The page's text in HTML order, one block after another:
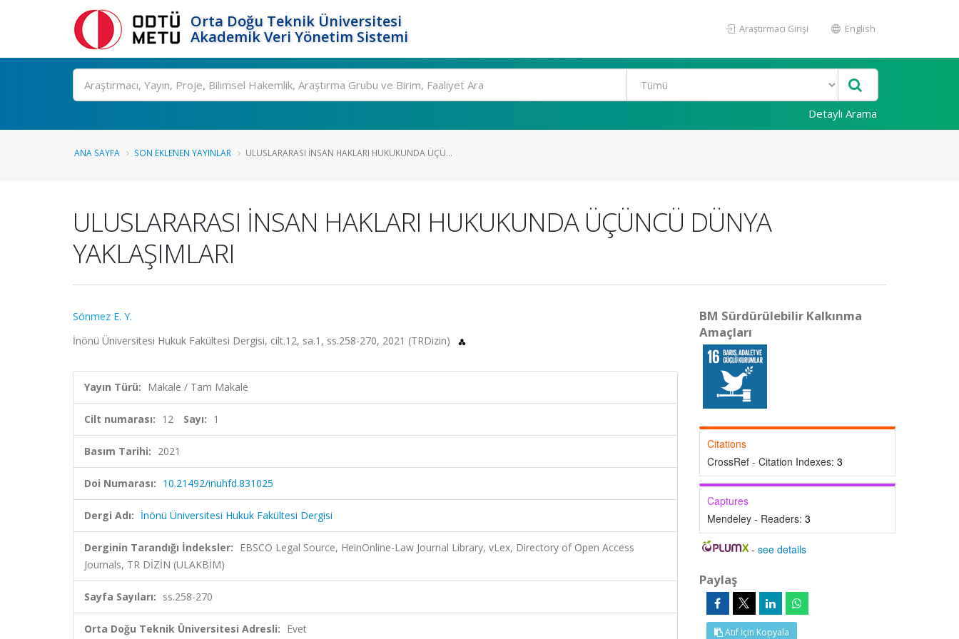
Orta Doğu Teknik Üniversitesi
Akademik Veri Yönetim Sistemi
Araştırmacı Girişi English
Ara
Detaylı Arama
ANA SAYFA SON EKLENEN YAYINLAR ULUSLARARASI İNSAN HAKLARI HUKUKUNDA ÜÇÜ...
ULUSLARARASI İNSAN HAKLARI HUKUKUNDA ÜÇÜNCÜ DÜNYA
YAKLAŞIMLARI
Sönmez E. Y.
İnönü Üniversitesi Hukuk Fakültesi Dergisi, cilt.12, sa.1, ss.258-270, 2021 (TRDizin)
Yayın Türü: Makale / Tam Makale
Cilt numarası: 12 Sayı: 1
Basım Tarihi: 2021
Doi Numarası: 10.21492/inuhfd.831025
Dergi Adı: İnönü Üniversitesi Hukuk Fakültesi Dergisi
Derginin Tarandığı İndeksler: EBSCO Legal Source, HeinOnline-Law Journal Library, vLex, Directory of Open Access
Journals, TR DİZİN (ULAKBİM)
Sayfa Sayıları: ss.258-270
Orta Doğu Teknik Üniversitesi Adresli: Evet
BM Sürdürülebilir Kalkınma
Amaçları
Citations
CrossRef - Citation Indexes: 3
Captures
Mendeley - Readers: 3
-see details
Paylaş
Atıf İçin Kopyala